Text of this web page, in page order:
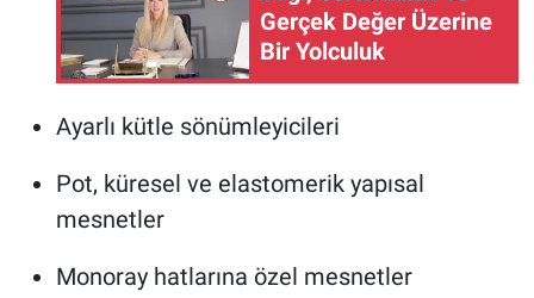
Gerçek Değer Üzerine
Bir Yolculuk
Ayarlı kütle sönümleyicileri
Pot, küresel ve elastomerik yapısal
mesnetler
Monoray hatlarına özel mesnetler